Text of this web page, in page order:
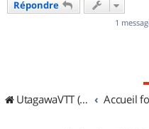
Répondre
1
UtagawaVTT (Randos VTT et VTTAE avec traces GPS) Accueil